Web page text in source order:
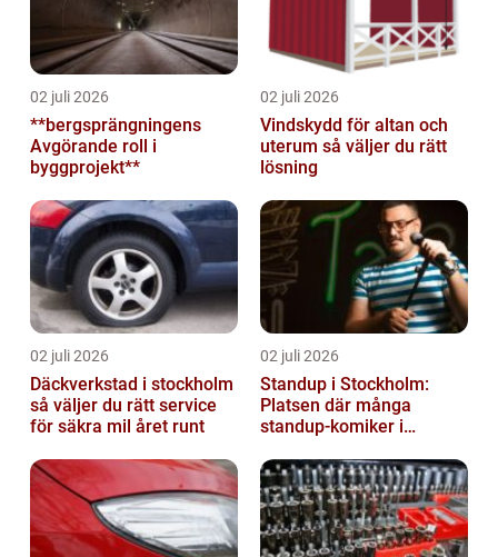
02 juli 2026
**bergsprängningens
Avgörande roll i
byggprojekt**
02 juli 2026
Vindskydd för altan och
uterum så väljer du rätt
lösning
02 juli 2026
Däckverkstad i stockholm
så väljer du rätt service
för säkra mil året runt
02 juli 2026
Standup i Stockholm:
Platsen där många
standup-komiker i